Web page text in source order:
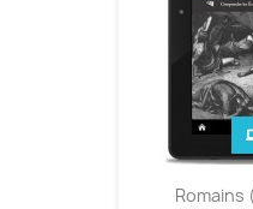
Romains